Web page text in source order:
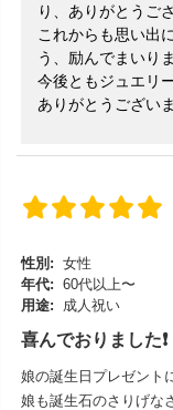
り、ありがとうご
これからも思い出
う、励んでまいりま
今後ともジュエリ
ありがとうござい
性別: 女性
年代: 60代以上〜
用途:
成人祝い
喜んでおりました❗
娘の誕生日プレゼント
娘も誕生石のさりげな